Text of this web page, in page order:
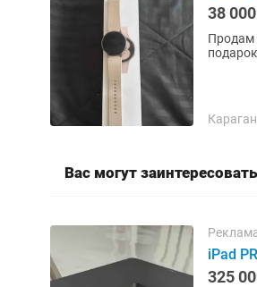
38
Продам
Вас могут заинтересовать
iPad
325